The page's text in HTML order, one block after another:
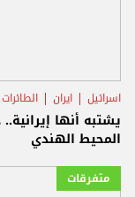
اسرائيل ايران
المحيط الهندي
متفرقات